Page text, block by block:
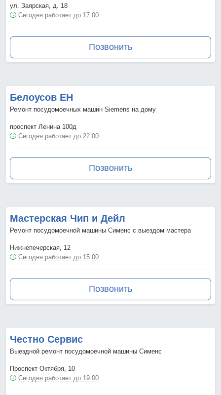
ул. Заярская, д. 18
Сегодня работает до 17:00
Позвонить
Белоусов ЕН
Ремонт посудомоечных машин Siemens на дому
проспект Ленина 100д
Сегодня работает до 22:00
Позвонить
Мастерская Чип и Дейл
Ремонт посудомоечной машины Сименс с выездом мастера
Нижнепечерская, 12
Сегодня работает до 15:00
Позвонить
Честно Сервис
Выездной ремонт посудомоечной машины Сименс
Проспект Октября, 10
Сегодня работает до 19:00